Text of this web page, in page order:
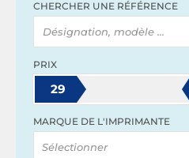
CHERCHER UNE RÉFÉRENCE
PRIX
29
MARQUE DE L'IMPRIMANTE
Sélectionner